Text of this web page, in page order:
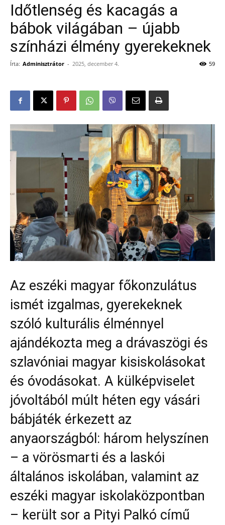
Időtlenség és kacagás a
bábok világában – újabb
színházi élmény gyerekeknek
Írta: Adminisztrátor - 2025, december 4. 59
Az eszéki magyar főkonzulátus
ismét izgalmas, gyerekeknek
szóló kulturális élménnyel
ajándékozta meg a drávaszögi és
szlavóniai magyar kisiskolásokat
és óvodásokat. A külképviselet
jóvoltából múlt héten egy vásári
bábjáték érkezett az
anyaországból: három helyszínen
– a vörösmarti és a laskói
általános iskolában, valamint az
eszéki magyar iskolaközpontban
– került sor a Pityi Palkó című